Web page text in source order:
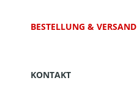
BESTELLUNG & VERSAND
KONTAKT